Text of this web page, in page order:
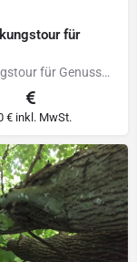
für
Natur auf dem Teller: Wildkräuter-Entdeckungstour für Genussbegeisterte Gemeinsam werden wir durch die…
€ inkl. MwSt.